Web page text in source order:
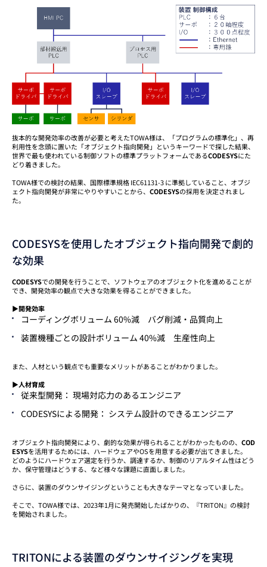
抜本的な開発効率の改善が必要と考えたTOWA様は、「プログラムの標準化」、再
利用性を念頭に置いた「オブジェクト指向開発」というキーワードで探した結果、
世界で最も使われている制御ソフトの標準プラットフォームであるCODESYSにた
どり着きました。
TOWA様での検討の結果、国際標準規格 IEC61131-3 に準拠していること、オブジ
ェクト指向開発が非常にやりやすいことから、 CODESYSの採用を決定されまし
た。
CODESYSを使用したオブジェクト指向開発で劇的
な効果
CODESYSでの開発を行うことで、ソフトウェアのオブジェクト化を進めることが
でき、開発効率の観点で大きな効果を得ることができました。
▶開発効率
コーディングボリューム 60%減 バグ削減・品質向上
装置機種ごとの設計ボリューム 40%減 生産性向上
また、人材という観点でも重要なメリットがあることがわかりました。
▶人材育成
従来型開発： 現場対応力のあるエンジニア
CODESYSによる開発： システム設計のできるエンジニア
オブジェクト指向開発により、劇的な効果が得られることがわかったものの、 COD
ESYSを活用するためには、ハードウェアやOSを用意する必要が出てきました。
どのようにハードウェア選定を行うか、調達するか、制御のリアルタイム性はどう
か、保守管理はどうする、など様々な課題に直面しました。
さらに、装置のダウンサイジングということも大きなテーマとなっていました。
そこで、TOWA様では、2023年1月に発売開始したばかりの、『TRITON』の検討
を開始されました。
TRITONによる装置のダウンサイジングを実現